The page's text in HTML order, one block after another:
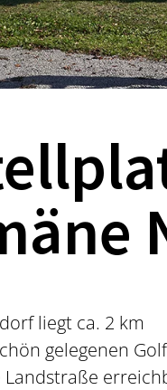
liegt ca. 2 km
gelegenen